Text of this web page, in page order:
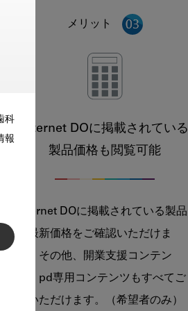
科
報
メリット
Internet DOに掲載されている
製品価格も閲覧可能
Internet DOに掲載されている製品
の最新価格をご確認いただけま
す。その他、開業支援コンテン
ツ、pd専用コンテンツもすべてご
覧いただけます。（希望者のみ）